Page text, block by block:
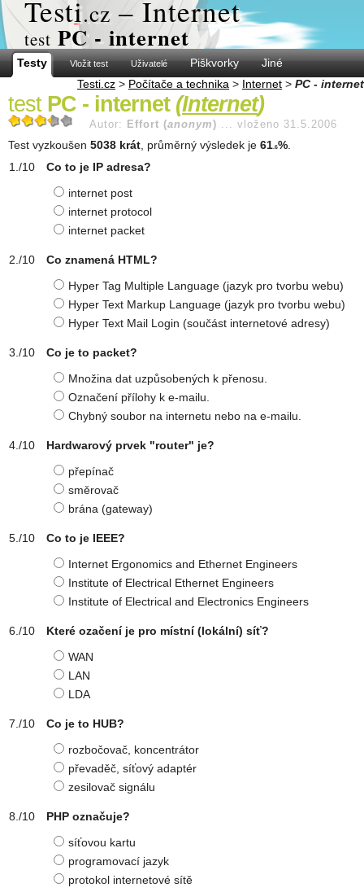
Testi.cz – Internet
test PC - internet
Testy Vložit test Uživatelé Piškvorky
Jiné
Testi.cz > Počítače a technika > Internet > PC - internet
test PC - internet (Internet)
Autor: Effort (anonym ) ... vloženo 31.5.2006
Test vyzkoušen 5038 krát , průměrný výsledek je 61 .6%
Co to je IP adresa?
internet post
internet protocol
internet packet
Co znamená HTML?
Hyper Tag Multiple Language (jazyk pro tvorbu webu)
Hyper Text Markup Language (jazyk pro tvorbu webu)
Hyper Text Mail Login (součást internetové adresy)
Co je to packet?
Množina dat uzpůsobených k přenosu.
Označení přílohy k e-mailu.
Chybný soubor na internetu nebo na e-mailu.
Hardwarový prvek "router" je?
přepínač
směrovač
brána (gateway)
Co to je IEEE?
Internet Ergonomics and Ethernet Engineers
Institute of Electrical Ethernet Engineers
Institute of Electrical and Electronics Engineers
Které ozačení je pro místní (lokální) síť?
WAN
LAN
LDA
Co je to HUB?
rozbočovač, koncentrátor
převaděč, síťový adaptér
zesilovač signálu
PHP označuje?
síťovou kartu
programovací jazyk
protokol internetové sítě